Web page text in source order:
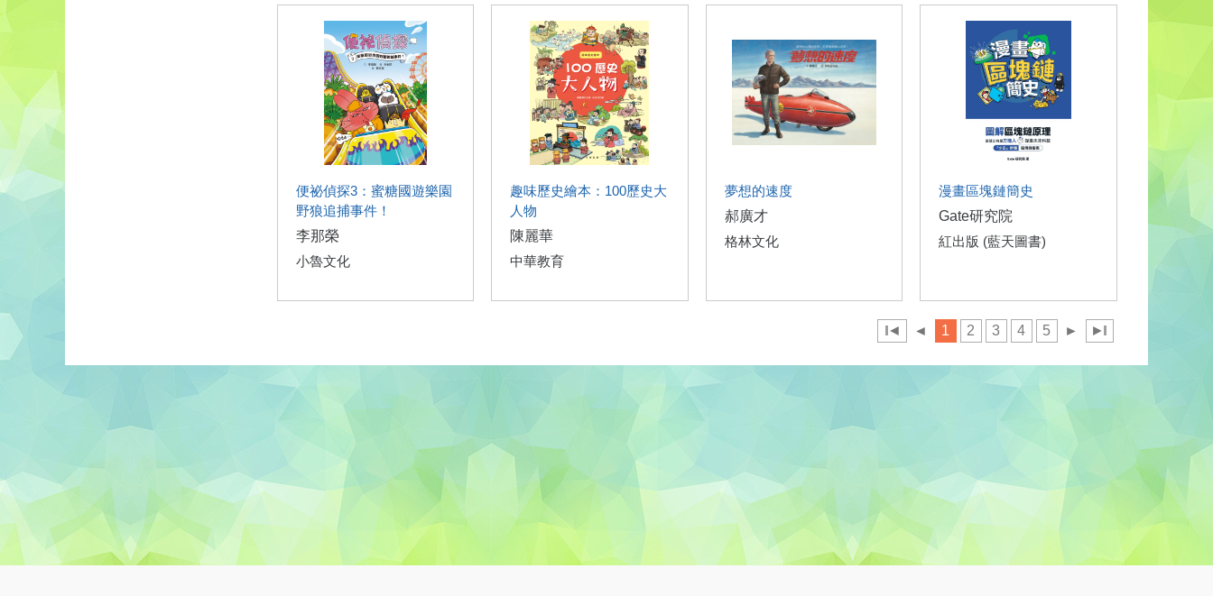
便祕偵探3：蜜糖國遊樂園
野狼追捕事件！
李那榮
小魯文化
趣味歷史繪本：100歷史大
人物
陳麗華
中華教育
夢想的速度
郝廣才
格林文化
漫畫區塊鏈簡史
Gate研究院
紅出版 (藍天圖書)
◄ ◄ 1 2 3 4 5 ► ►